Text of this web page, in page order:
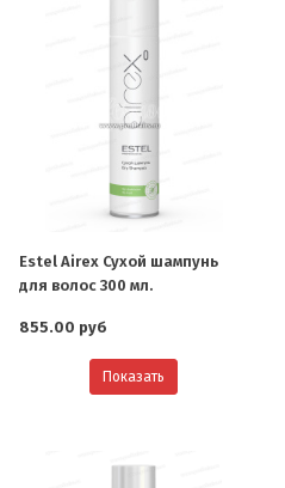
Estel Airex Сухой шампунь
для волос 300 мл.
855.00 руб
Показать